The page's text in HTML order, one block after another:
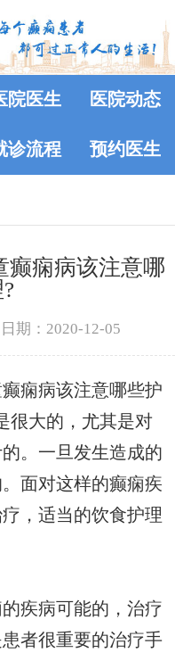
院医生 医院动态
诊流程 预约医生
癫痫病该注意哪
日期：2020-12-05
痫病该注意哪些护
很大的，尤其是对
。一旦发生造成的
面对这样的癫痫疾
，适当的饮食护理
疾病可能的，治疗
者很重要的治疗手